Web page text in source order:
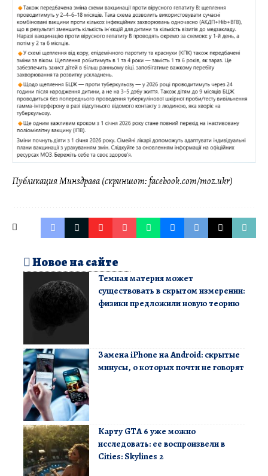
Публикация Минздрава (скриншот: facebook.com/moz.ukr)
Новое на сайте
Темная материя может
существовать в скрытом измерении:
физики предложили новую теорию
Замена iPhone на Android: скрытые
минусы, о которых почти не говорят
Карту GTA 6 уже можно
исследовать: ее воспроизвели в
Cities: Skylines 2